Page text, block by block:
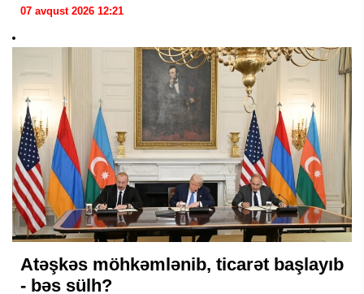
07 avqust 2026 12:21
Atəşkəs möhkəmlənib, ticarət başlayıb
- bəs sülh?